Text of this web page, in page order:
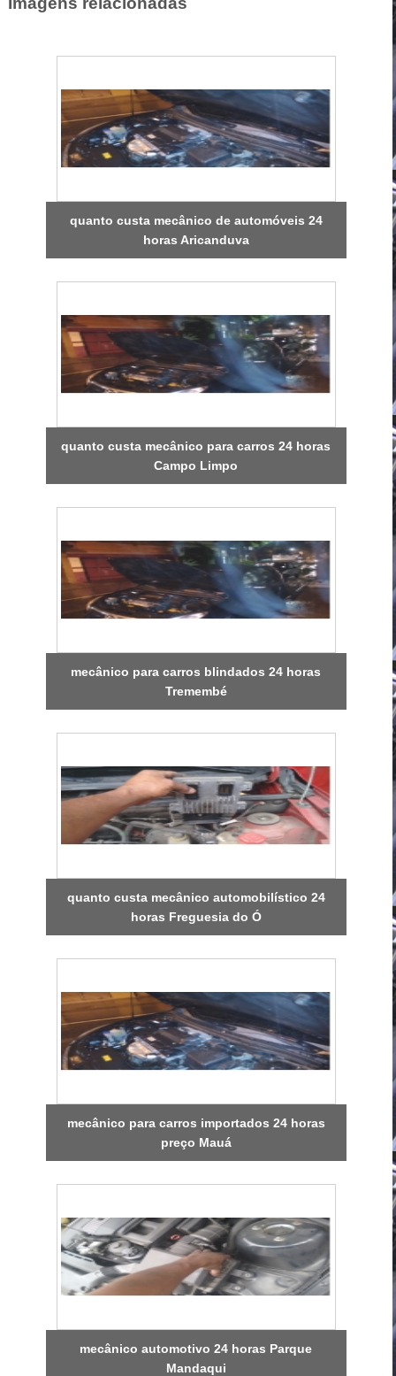
quanto custa mecânico de automóveis 24
horas Aricanduva
quanto custa mecânico para carros 24 horas
Campo Limpo
mecânico para carros blindados 24 horas
Tremembé
quanto custa mecânico automobilístico 24
horas Freguesia do Ó
mecânico para carros importados 24 horas
preço Mauá
mecânico automotivo 24 horas Parque
Mandaqui